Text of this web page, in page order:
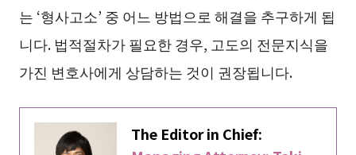
는 ‘형사고소’ 중 어느 방법으로 해결을 추구하게 됩
니다. 법적절차가 필요한 경우, 고도의 전문지식을
가진 변호사에게 상담하는 것이 권장됩니다.
The Editor in Chief: